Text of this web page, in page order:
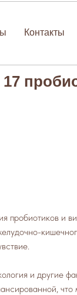
Контакты
пробиотиков и
и другие
что